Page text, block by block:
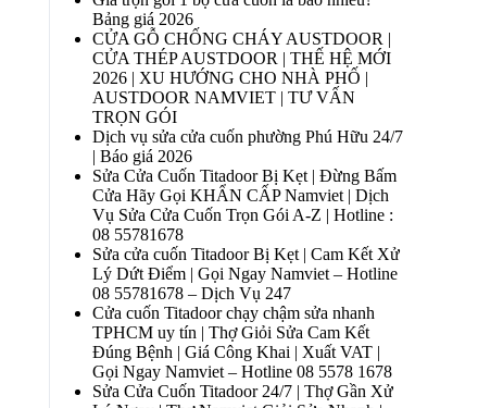
Bảng giá 2026
CỬA GỖ CHỐNG CHÁY AUSTDOOR |
CỬA THÉP AUSTDOOR | THẾ HỆ MỚI
2026 | XU HƯỚNG CHO NHÀ PHỐ |
AUSTDOOR NAMVIET | TƯ VẤN
TRỌN GÓI
Dịch vụ sửa cửa cuốn phường Phú Hữu 24/7
| Báo giá 2026
Sửa Cửa Cuốn Titadoor Bị Kẹt | Đừng Bấm
Cửa Hãy Gọi KHẨN CẤP Namviet | Dịch
Vụ Sửa Cửa Cuốn Trọn Gói A-Z | Hotline :
08 55781678
Sửa cửa cuốn Titadoor Bị Kẹt | Cam Kết Xử
Lý Dứt Điểm | Gọi Ngay Namviet – Hotline
08 55781678 – Dịch Vụ 247
Cửa cuốn Titadoor chạy chậm sửa nhanh
TPHCM uy tín | Thợ Giỏi Sửa Cam Kết
Đúng Bệnh | Giá Công Khai | Xuất VAT |
Gọi Ngay Namviet – Hotline 08 5578 1678
Sửa Cửa Cuốn Titadoor 24/7 | Thợ Gần Xử